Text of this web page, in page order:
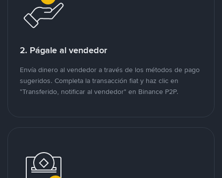
2. Págale al vendedor
Envía dinero al vendedor a través de los métodos de pago
sugeridos. Completa la transacción fiat y haz clic en
"Transferido, notificar al vendedor" en Binance P2P.